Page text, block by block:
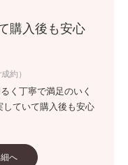
購入後も安心
約）
く丁寧で満足のいく
ていて購入後も安心
へ